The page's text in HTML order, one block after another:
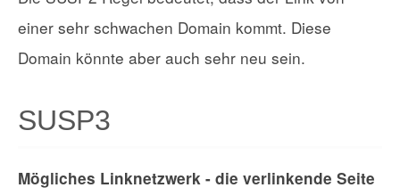
einer sehr schwachen Domain kommt. Diese
Domain könnte aber auch sehr neu sein.
SUSP3
Mögliches Linknetzwerk - die verlinkende Seite